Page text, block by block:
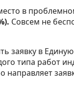
в
Совсем не
заявку в
типа работ